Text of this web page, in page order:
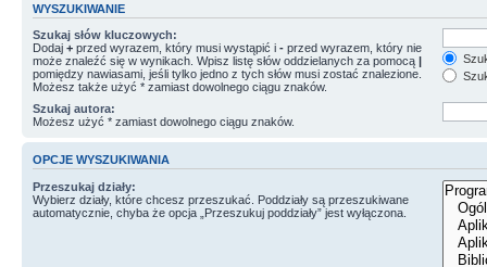
WYSZUKIWANIE
Szukaj słów kluczowych:
Dodaj + przed wyrazem, który musi wystąpić i - przed wyrazem, który nie
może znaleźć się w wynikach. Wpisz listę słów oddzielanych za pomocą |
pomiędzy nawiasami, jeśli tylko jedno z tych słów musi zostać znalezione.
Możesz także użyć * zamiast dowolnego ciągu znaków.
Szukaj autora:
Możesz użyć * zamiast dowolnego ciągu znaków.
OPCJE WYSZUKIWANIA
Przeszukaj działy:
Wybierz działy, które chcesz przeszukać. Poddziały są przeszukiwane
automatycznie, chyba że opcja „Przeszukuj poddziały” jest wyłączona.